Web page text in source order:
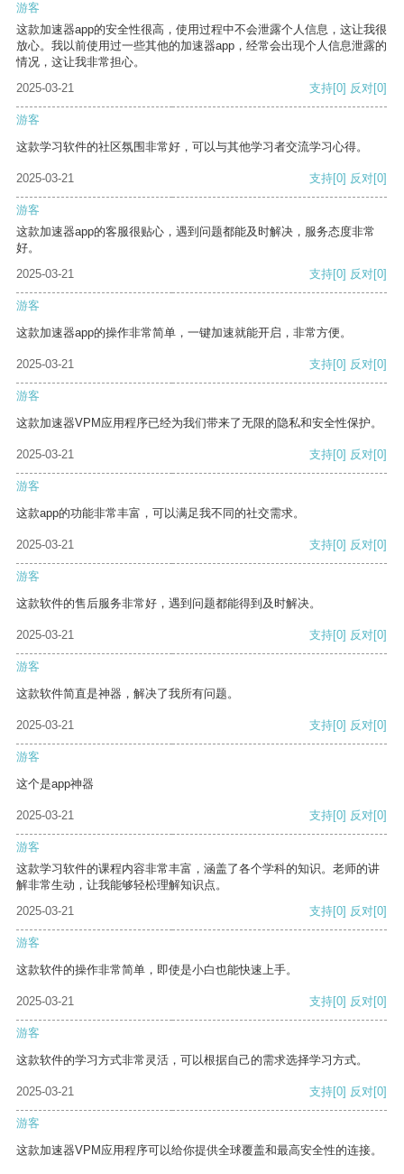
游客
这款加速器app的安全性很高，使用过程中不会泄露个人信息，这让我很
放心。我以前使用过一些其他的加速器app，经常会出现个人信息泄露的
情况，这让我非常担心。
2025-03-21
支持[0] 反对[0]
游客
这款学习软件的社区氛围非常好，可以与其他学习者交流学习心得。
2025-03-21 支持[0] 反对[0]
游客
这款加速器app的客服很贴心，遇到问题都能及时解决，服务态度非常
好。
2025-03-21
支持[0] 反对[0]
游客
这款加速器app的操作非常简单，一键加速就能开启，非常方便。
2025-03-21 支持[0] 反对[0]
游客
这款加速器VPM应用程序已经为我们带来了无限的隐私和安全性保护。
2025-03-21 支持[0] 反对[0]
游客
这款app的功能非常丰富，可以满足我不同的社交需求。
2025-03-21 支持[0] 反对[0]
游客
这款软件的售后服务非常好，遇到问题都能得到及时解决。
2025-03-21 支持[0] 反对[0]
游客
这款软件简直是神器，解决了我所有问题。
2025-03-21 支持[0] 反对[0]
游客
这个是app神器
2025-03-21 支持[0] 反对[0]
游客
这款学习软件的课程内容非常丰富，涵盖了各个学科的知识。老师的讲
解非常生动，让我能够轻松理解知识点。
2025-03-21
支持[0] 反对[0]
游客
这款软件的操作非常简单，即使是小白也能快速上手。
2025-03-21 支持[0] 反对[0]
游客
这款软件的学习方式非常灵活，可以根据自己的需求选择学习方式。
2025-03-21 支持[0] 反对[0]
游客
这款加速器VPM应用程序可以给你提供全球覆盖和最高安全性的连接。